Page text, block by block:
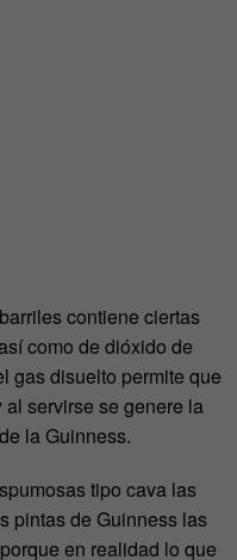
contiene ciertas
como de dióxido de
gas disuelto permite que
servirse se genere la
la Guinness.
tipo cava las
pintas de Guinness las
en realidad lo que